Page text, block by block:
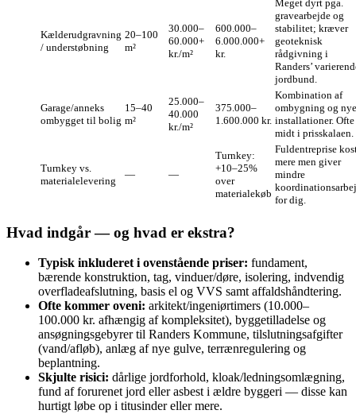
Kælderudgravning
/ understøbning
20–100
m²
30.000–
60.000+
kr./m²
600.000–
6.000.000+
kr.
Meget dyrt pga.
gravearbejde og
stabilitet; kræver
geoteknisk
rådgivning i
Randers’
jordbund.
Garage/anneks
ombygget til bolig
15–40
m²
25.000–
40.000
kr./m²
375.000–
1.600.000 kr.
Kombination af
ombygning og nye
installationer. Ofte
midt i prisskalaen.
Turnkey vs.
materialelevering
— —
Turnkey:
+10–25%
over
materialekøb
Fuldentreprise
mere men giver
mindre
for dig.
Hvad indgår — og hvad er ekstra?
Typisk inkluderet i ovenstående priser: fundament,
bærende konstruktion, tag, vinduer/døre, isolering, indvendig
overfladeafslutning, basis el og VVS samt affaldshåndtering.
Ofte kommer oveni: arkitekt/ingeniørtimers (10.000–
100.000 kr. afhængig af kompleksitet), byggetilladelse og
ansøgningsgebyrer til Randers Kommune, tilslutningsafgifter
(vand/afløb), anlæg af nye gulve, terrænregulering og
beplantning.
Skjulte risici: dårlige jordforhold, kloak/ledningsomlægning,
fund af forurenet jord eller asbest i ældre byggeri — disse kan
hurtigt løbe op i titusinder eller mere.